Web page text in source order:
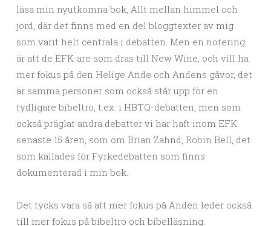
läsa min nyutkomna bok, Allt mellan himmel och
jord, där det finns med en del bloggtexter av mig
som varit helt centrala i debatten. Men en notering
är att de EFK-are som dras till New Wine, och vill ha
mer fokus på den Helige Ande och Andens gåvor, det
är samma personer som också står upp för en
tydligare bibeltro, t.ex. i HBTQ-debatten, men som
också präglat andra debatter vi har haft inom EFK
senaste 15 åren, som om Brian Zahnd, Robin Bell, det
som kallades för Fyrkedebatten som finns
dokumenterad i min bok.
Det tycks vara så att mer fokus på Anden leder också
till mer fokus på bibeltro och bibelläsning.